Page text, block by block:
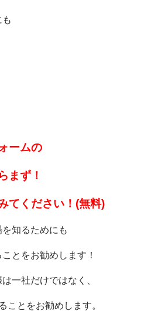
ームの
まず！
てください！(無料)
知るためにも
とをお勧めします！
一社だけではなく、
ことをお勧めします。